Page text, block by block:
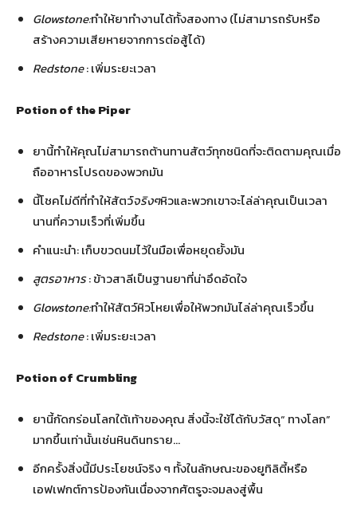
Glowstone:ทำให้ยาทำงานได้ทั้งสองทาง (ไม่สามารถรับหรือ
สร้างความเสียหายจากการต่อสู้ได้)
Redstone: เพิ่มระยะเวลา
Potion of the Piper
ยานี้ทำให้คุณไม่สามารถต้านทานสัตว์ทุกชนิดที่จะติดตามคุณเมื่อ
ถืออาหารโปรดของพวกมัน
นี้โชคไม่ดีที่ทำให้สัตว์จริงๆหิวและพวกเขาจะไล่ล่าคุณเป็นเวลา
นานที่ความเร็วที่เพิ่มขึ้น
คำแนะนำ: เก็บขวดนมไว้ในมือเพื่อหยุดยั้งมัน
สูตรอาหาร: ข้าวสาลีเป็นฐานยาที่น่าอึดอัดใจ
Glowstone:ทำให้สัตว์หิวโหยเพื่อให้พวกมันไล่ล่าคุณเร็วขึ้น
Redstone: เพิ่มระยะเวลา
Potion of Crumbling
ยานี้กัดกร่อนโลกใต้เท้าของคุณ สิ่งนี้จะใช้ได้กับวัสดุ“ ทางโลก”
มากขึ้นเท่านั้นเช่นหินดินทราย…
อีกครั้งสิ่งนี้มีประโยชน์จริง ๆ ทั้งในลักษณะของยูทิลิตี้หรือ
เอฟเฟกต์การป้องกันเนื่องจากศัตรูจะจมลงสู่พื้น